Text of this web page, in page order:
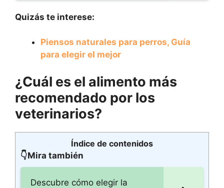
Quizás te interese:
Piensos naturales para perros, Guía
para elegir el mejor
¿Cuál es el alimento más
recomendado por los
veterinarios?
Índice de contenidos
👇Mira también
Descubre cómo elegir la